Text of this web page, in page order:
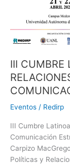
III CUMBRE
Eventos / Redirp
III Cumbre
Comunicación
Carpizo
Políticas y
COMUNICACIÓN
ESTRATÉGICA